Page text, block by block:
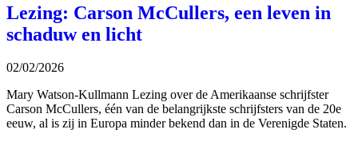
Lezing: Carson McCullers, een leven in
schaduw en licht
02/02/2026
Mary Watson-Kullmann Lezing over de Amerikaanse schrijfster
Carson McCullers, één van de belangrijkste schrijfsters van de 20e
eeuw, al is zij in Europa minder bekend dan in de Verenigde Staten.